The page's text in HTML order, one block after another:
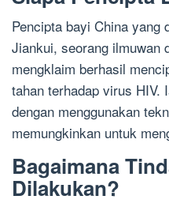
Pencipta bayi China yang
Jiankui, seorang ilmuwan
mengklaim berhasil
tahan terhadap virus HIV.
dengan menggunakan
memungkinkan untuk
Bagaimana
Dilakukan?